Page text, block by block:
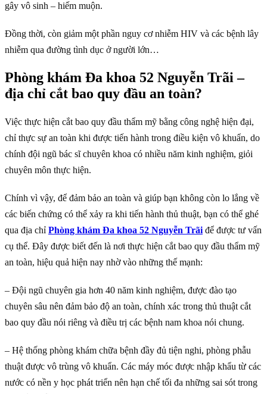
gây vô sinh – hiếm muộn.
Đồng thời, còn giảm một phần nguy cơ nhiễm HIV và các bệnh lây
nhiễm qua đường tình dục ở người lớn…
Phòng khám Đa khoa 52 Nguyễn Trãi –
địa chỉ cắt bao quy đầu an toàn?
Việc thực hiện cắt bao quy đầu thẩm mỹ bằng công nghệ hiện đại,
chỉ thực sự an toàn khi được tiến hành trong điều kiện vô khuẩn, do
chính đội ngũ bác sĩ chuyên khoa có nhiều năm kinh nghiệm, giỏi
chuyên môn thực hiện.
Chính vì vậy, để đảm bảo an toàn và giúp bạn không còn lo lắng về
các biến chứng có thể xảy ra khi tiến hành thủ thuật, bạn có thể ghé
qua địa chỉ Phòng khám Đa khoa 52 Nguyễn Trãi để được tư vấn
cụ thể. Đây được biết đến là nơi thực hiện cắt bao quy đầu thẩm mỹ
an toàn, hiệu quả hiện nay nhờ vào những thế mạnh:
– Đội ngũ chuyên gia hơn 40 năm kinh nghiệm, được đào tạo
chuyên sâu nên đảm bảo độ an toàn, chính xác trong thủ thuật cắt
bao quy đầu nói riêng và điều trị các bệnh nam khoa nói chung.
– Hệ thống phòng khám chữa bệnh đầy đủ tiện nghi, phòng phẫu
thuật được vô trùng vô khuẩn. Các máy móc được nhập khẩu từ các
nước có nền y học phát triển nên hạn chế tối đa những sai sót trong